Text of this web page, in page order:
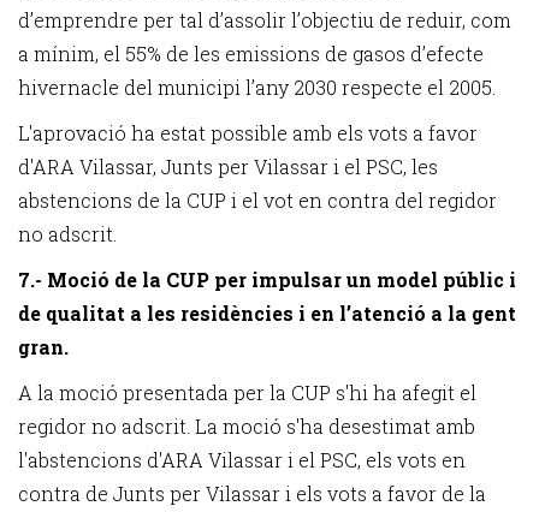
d’emprendre per tal d’assolir l’objectiu de reduir, com
a mínim, el 55% de les emissions de gasos d’efecte
hivernacle del municipi l’any 2030 respecte el 2005.
L'aprovació ha estat possible amb els vots a favor
d'ARA Vilassar, Junts per Vilassar i el PSC, les
abstencions de la CUP i el vot en contra del regidor
no adscrit.
7.- Moció de la CUP per impulsar un model públic i
de qualitat a les residències i en l’atenció a la gent
gran.
A la moció presentada per la CUP s'hi ha afegit el
regidor no adscrit. La moció s'ha desestimat amb
l'abstencions d'ARA Vilassar i el PSC, els vots en
contra de Junts per Vilassar i els vots a favor de la